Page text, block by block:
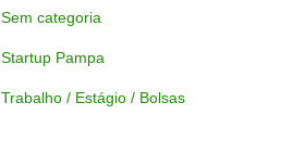
Sem categoria
Startup Pampa
Trabalho / Estágio / Bolsas